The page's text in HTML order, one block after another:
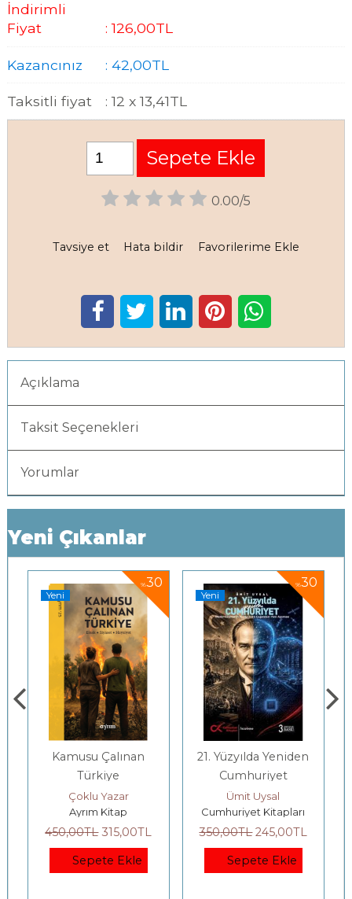
İndirimli
Fiyat
:126,00TL
Kazancınız : 42,00TL
Taksitli fiyat : 12 x 13,41TL
Sepete Ekle
0.00/5
Tavsiye et Hata bildir Favorilerime Ekle
Açıklama
Taksit Seçenekleri
Yorumlar
Yeni Çıkanlar
%30
Yeni
Kamusu Çalınan
Türkiye
Çoklu Yazar
Ayrım Kitap
450,00TL 315,00TL
Sepete Ekle
%30
Yeni
21. Yüzyılda Yeniden
Cumhuriyet
Ümit Uysal
Cumhuriyet Kitapları
350,00TL 245,00TL
Sepete Ekle